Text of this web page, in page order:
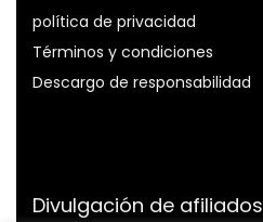
política de privacidad
Términos y condiciones
Descargo de responsabilidad
Divulgación de afiliados